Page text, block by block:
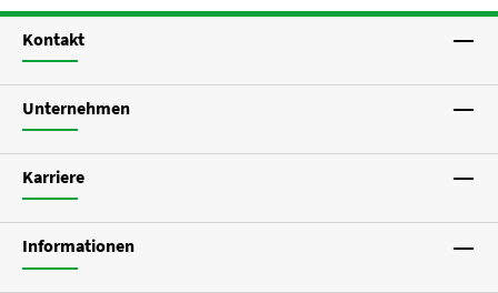
Kontakt
Unternehmen
Karriere
Informationen